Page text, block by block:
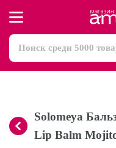
Solomeya
Lip Balm